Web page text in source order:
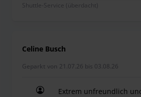
Shuttle-Service (überdacht)
Celine Busch
Geparkt von 21.07.26 bis 03.08.26
Extrem unfreundlich